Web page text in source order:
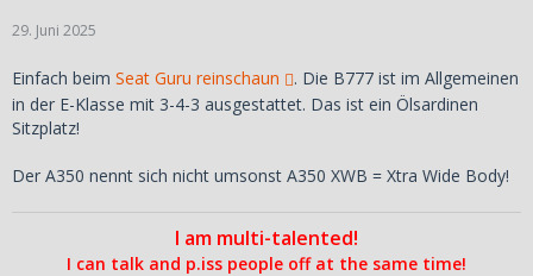
29. Juni 2025
Einfach beim Seat Guru reinschaun
. Die B777 ist im Allgemeinen
in der E-Klasse mit 3-4-3 ausgestattet. Das ist ein Ölsardinen
Sitzplatz!
Der A350 nennt sich nicht umsonst A350 XWB = Xtra Wide Body!
I am multi-talented!
I can talk and p.iss people off at the same time!